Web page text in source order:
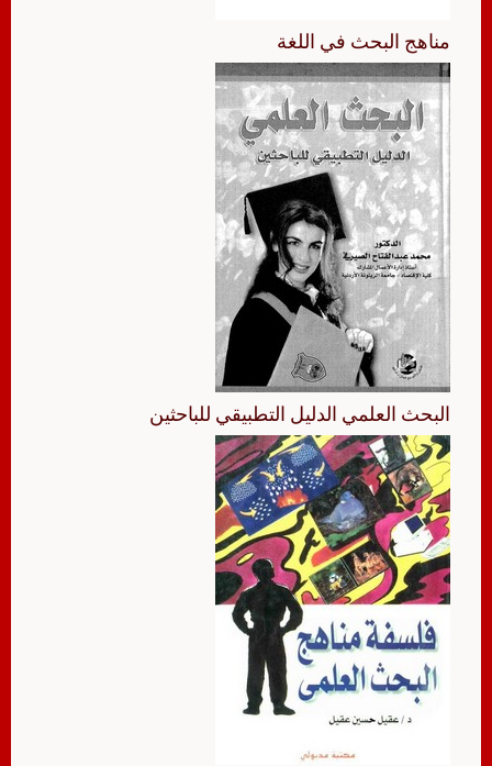
مناهج البحث في اللغة
البحث العلمي الدليل التطبيقي للباحثين